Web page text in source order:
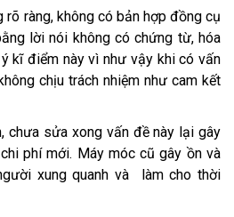
ràng, không có bản hợp đồng cụ
lời nói không có chứng từ, hóa
kĩ điểm này vì như vậy khi có vấn
chịu trách nhiệm như cam kết
chưa sửa xong vấn đề này lại gây
phí mới. Máy móc cũ gây ồn và
xung quanh và làm cho thời